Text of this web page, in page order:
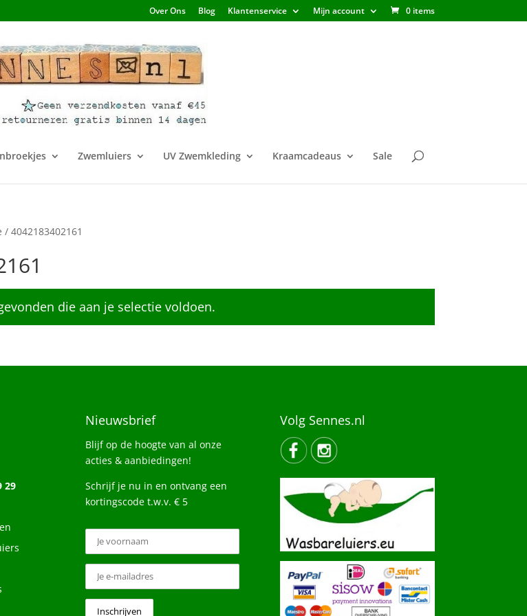
Over Ons Blog Klantenservice Mijn account 0 items
Zwemluiers UV Zwemkleding Kraamcadeaus Sale
4042183402161
die aan je selectie voldoen.
29
Nieuwsbrief
Blijf op de hoogte van al onze
acties & aanbiedingen!
Schrijf je nu in en ontvang een
kortingscode t.w.v. € 5
Volg Sennes.nl